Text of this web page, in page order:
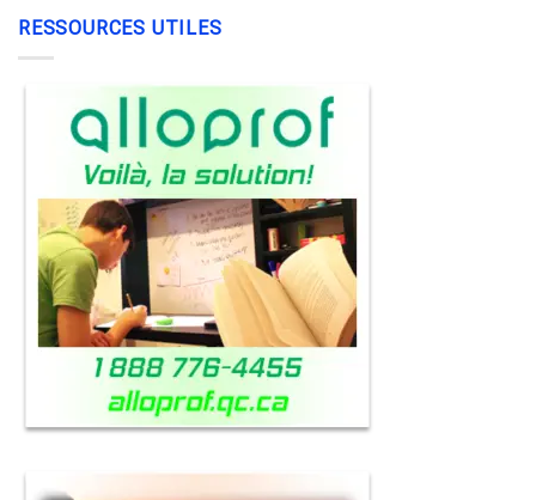
RESSOURCES UTILES